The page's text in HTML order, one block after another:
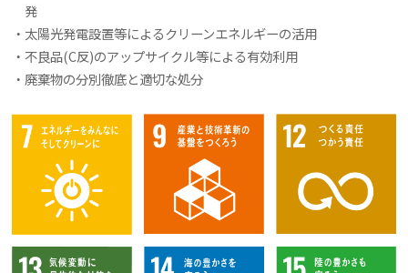
発
・太陽光発電設置等によるクリーンエネルギーの活用
・不良品(C反)のアップサイクル等による有効利用
・廃棄物の分別徹底と適切な処分